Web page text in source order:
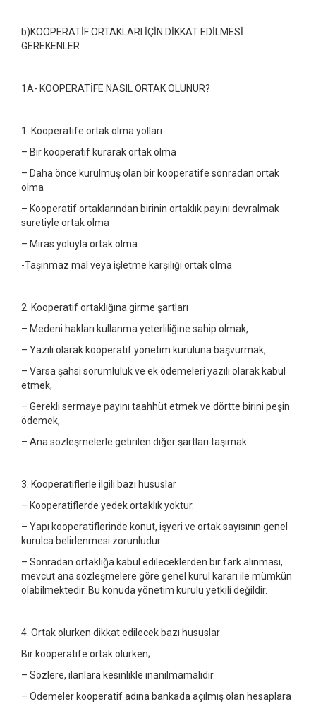
b)KOOPERATİF ORTAKLARI İÇİN DİKKAT EDİLMESİ
GEREKENLER
1A- KOOPERATİFE NASIL ORTAK OLUNUR?
1. Kooperatife ortak olma yolları
– Bir kooperatif kurarak ortak olma
– Daha önce kurulmuş olan bir kooperatife sonradan ortak
olma
– Kooperatif ortaklarından birinin ortaklık payını devralmak
suretiyle ortak olma
– Miras yoluyla ortak olma
-Taşınmaz mal veya işletme karşılığı ortak olma
2. Kooperatif ortaklığına girme şartları
– Medeni hakları kullanma yeterliliğine sahip olmak,
– Yazılı olarak kooperatif yönetim kuruluna başvurmak,
– Varsa şahsi sorumluluk ve ek ödemeleri yazılı olarak kabul
etmek,
– Gerekli sermaye payını taahhüt etmek ve dörtte birini peşin
ödemek,
– Ana sözleşmelerle getirilen diğer şartları taşımak.
3. Kooperatiflerle ilgili bazı hususlar
– Kooperatiflerde yedek ortaklık yoktur.
– Yapı kooperatiflerinde konut, işyeri ve ortak sayısının genel
kurulca belirlenmesi zorunludur
– Sonradan ortaklığa kabul edileceklerden bir fark alınması,
mevcut ana sözleşmelere göre genel kurul kararı ile mümkün
olabilmektedir. Bu konuda yönetim kurulu yetkili değildir.
4. Ortak olurken dikkat edilecek bazı hususlar
Bir kooperatife ortak olurken;
– Sözlere, ilanlara kesinlikle inanılmamalıdır.
– Ödemeler kooperatif adına bankada açılmış olan hesaplara